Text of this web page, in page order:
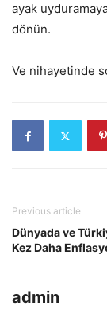
ayak
dönün.
Ve nihayetinde
Previous article
Dünyada ve
Kez Daha
admin